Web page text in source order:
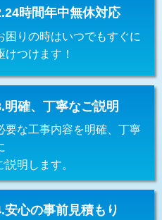
プ
22,000円+材料費
11,000円+材料費
13,200円
16,500円
栓） 16,500円
時間年中無休対応
困りの時はいつでもすぐに
けつけます！
明確、丁寧なご説明
要な工事内容を明確、丁寧
説明します。
安心の事前見積もり